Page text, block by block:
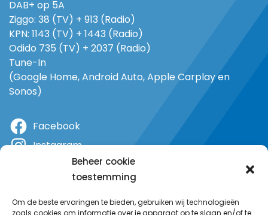
Beheer cookie
toestemming
Om de beste ervaringen te bieden, gebruiken wij technologieën
zoals cookies om informatie over je apparaat op te slaan en/of te
DAB+ op 5A
Ziggo: 38 (TV) + 913 (Radio)
KPN: 1143 (TV) + 1443 (Radio)
Odido 735 (TV) + 2037 (Radio)
Tune-In
(Google Home, Android Auto, Apple Carplay en
Sonos)
Facebook
Instagram
YouTube